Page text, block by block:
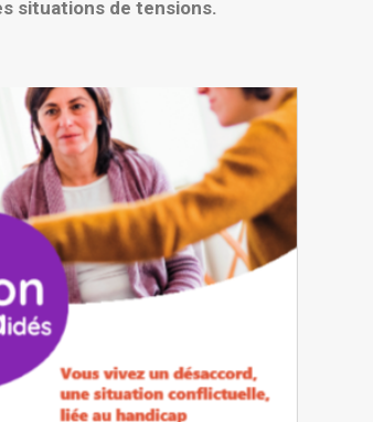
situations de tensions.